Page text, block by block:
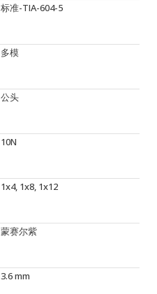
标准-TIA-604-5
多模
公头
10N
1x4, 1x8, 1x12
蒙赛尔紫
3.6 mm